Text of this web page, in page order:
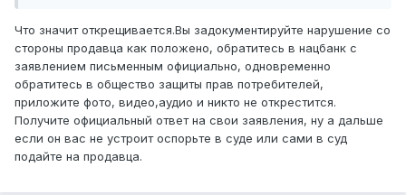
Что значит открещивается.Вы задокументируйте нарушение со
стороны продавца как положено, обратитесь в нацбанк с
заявлением письменным официально, одновременно
обратитесь в общество защиты прав потребителей,
приложите фото, видео,аудио и никто не открестится.
Получите официальный ответ на свои заявления, ну а дальше
если он вас не устроит оспорьте в суде или сами в суд
подайте на продавца.